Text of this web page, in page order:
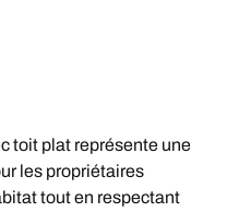
toit plat représente une
les propriétaires
tout en respectant